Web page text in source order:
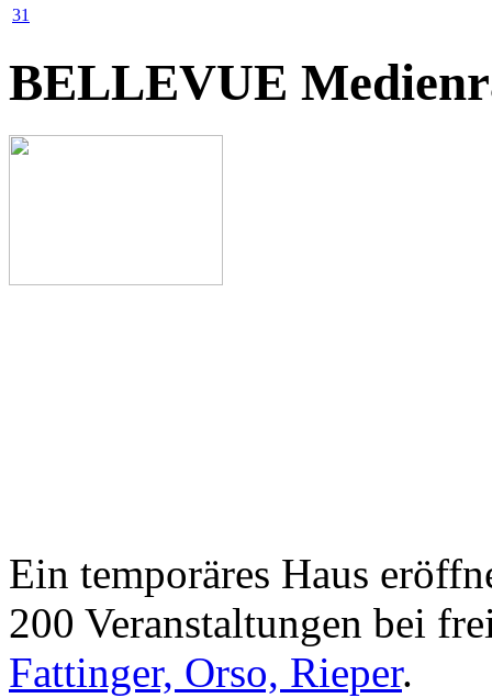
31
BELLEVUE
Ein temporäres Haus
200 Veranstaltungen bei
Fattinger, Orso, Rieper.